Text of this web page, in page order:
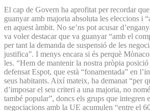
El cap de Govern ha aprofitat per recordar
guanyar amb majoria absoluta les eleccions i
en aquest àmbit. No se’ns pot acusar
va voler destacar que va guanyar “amb el
per tant la demanda de suspensió de les
justifica”. I menys encara si és perquè
les. “Hem de mantenir la nostra pròpia
defensat Espot, que està “fonamentada” en
seus habitants. Així mateix, ha demanat “per
d’imposar el seu criteri a una majoria, no
també popular”, doncs els grups que integren
negociacions amb la UE acumulen “entre el